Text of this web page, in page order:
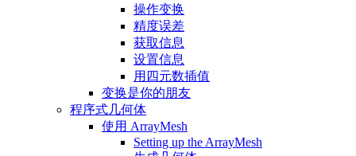
操作变换
精度误差
获取信息
设置信息
用四元数插值
变换是你的朋友
程序式几何体
使用 ArrayMesh
Setting up the ArrayMesh